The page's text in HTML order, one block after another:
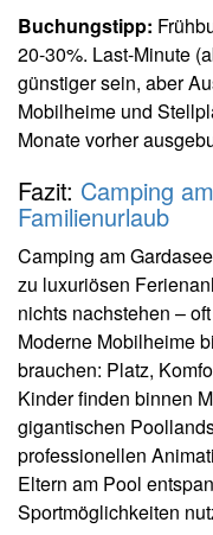
Buchungstipp:
20-30%. Last-Minute
günstiger sein, aber
Mobilheime und
Monate vorher
Fazit: Camping
Familienurlaub
Camping am
zu luxuriösen
nichts nachstehen –
Moderne Mobilheime
brauchen: Platz,
Kinder finden binnen
gigantischen
professionellen
Eltern am Pool
Sportmöglichkeiten